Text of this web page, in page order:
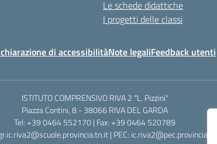
Le schede didattiche
I progetti delle classi
di accessibilitàNote legaliFeedback utenti
ISTITUTO COMPRENSIVO RIVA 2 "L. Pizzini"
Piazza Contini, 8 - 38066 RIVA DEL GARDA
Tel: +39 0464 552170 | Fax: +39 0464 520789
| PEC: ic.riva2@pec.provincia.tn.it